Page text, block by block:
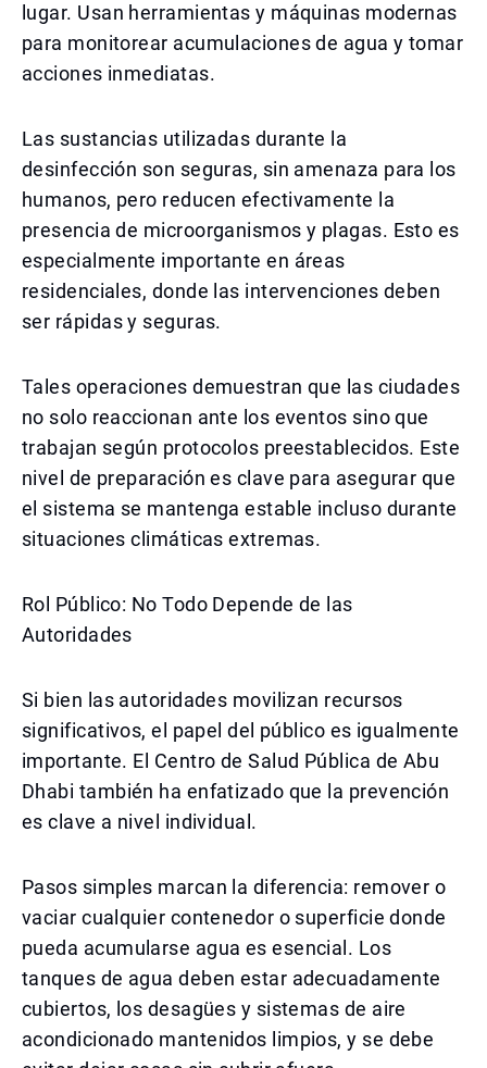
lugar. Usan herramientas y máquinas modernas
para monitorear acumulaciones de agua y tomar
acciones inmediatas.
Las sustancias utilizadas durante la
desinfección son seguras, sin amenaza para los
humanos, pero reducen efectivamente la
presencia de microorganismos y plagas. Esto es
especialmente importante en áreas
residenciales, donde las intervenciones deben
ser rápidas y seguras.
Tales operaciones demuestran que las ciudades
no solo reaccionan ante los eventos sino que
trabajan según protocolos preestablecidos. Este
nivel de preparación es clave para asegurar que
el sistema se mantenga estable incluso durante
situaciones climáticas extremas.
Rol Público: No Todo Depende de las
Autoridades
Si bien las autoridades movilizan recursos
significativos, el papel del público es igualmente
importante. El Centro de Salud Pública de Abu
Dhabi también ha enfatizado que la prevención
es clave a nivel individual.
Pasos simples marcan la diferencia: remover o
vaciar cualquier contenedor o superficie donde
pueda acumularse agua es esencial. Los
tanques de agua deben estar adecuadamente
cubiertos, los desagües y sistemas de aire
acondicionado mantenidos limpios, y se debe